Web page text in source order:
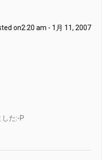
on2:20 am - 1月 11, 2007
た:-P